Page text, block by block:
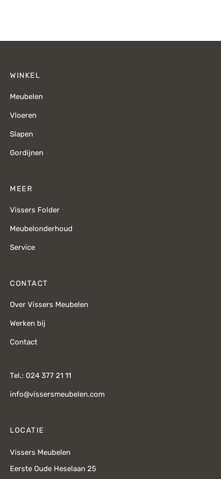
WINKEL
Meubelen
Vloeren
Slapen
Gordijnen
MEER
Vissers Folder
Meubelonderhoud
Service
CONTACT
Over Vissers Meubelen
Werken bij
Contact
Tel.: 024 377 21 11
info@vissersmeubelen.com
LOCATIE
Vissers Meubelen
Eerste Oude Heselaan 25